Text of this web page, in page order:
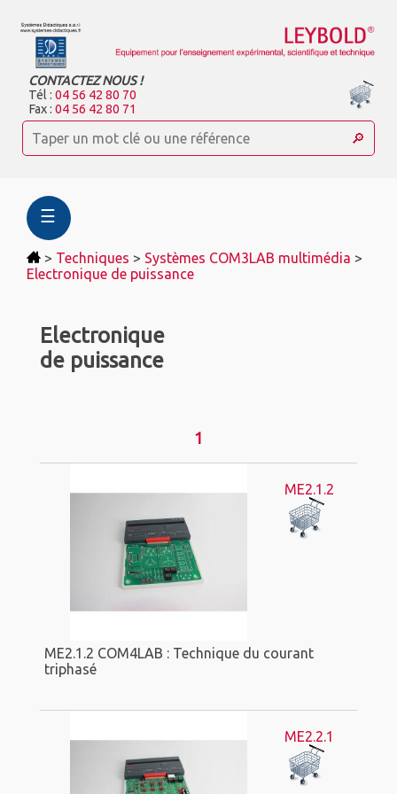
CONTACTEZ NOUS !
Tél :04 56 42 80 70
Fax :04 56 42 80 71
☰
> Techniques > Systèmes COM3LAB multimédia >
Electronique de puissance
Electronique
de puissance
1
ME2.1.2
ME2.1.2 COM4LAB : Technique du courant
triphasé
ME2.2.1